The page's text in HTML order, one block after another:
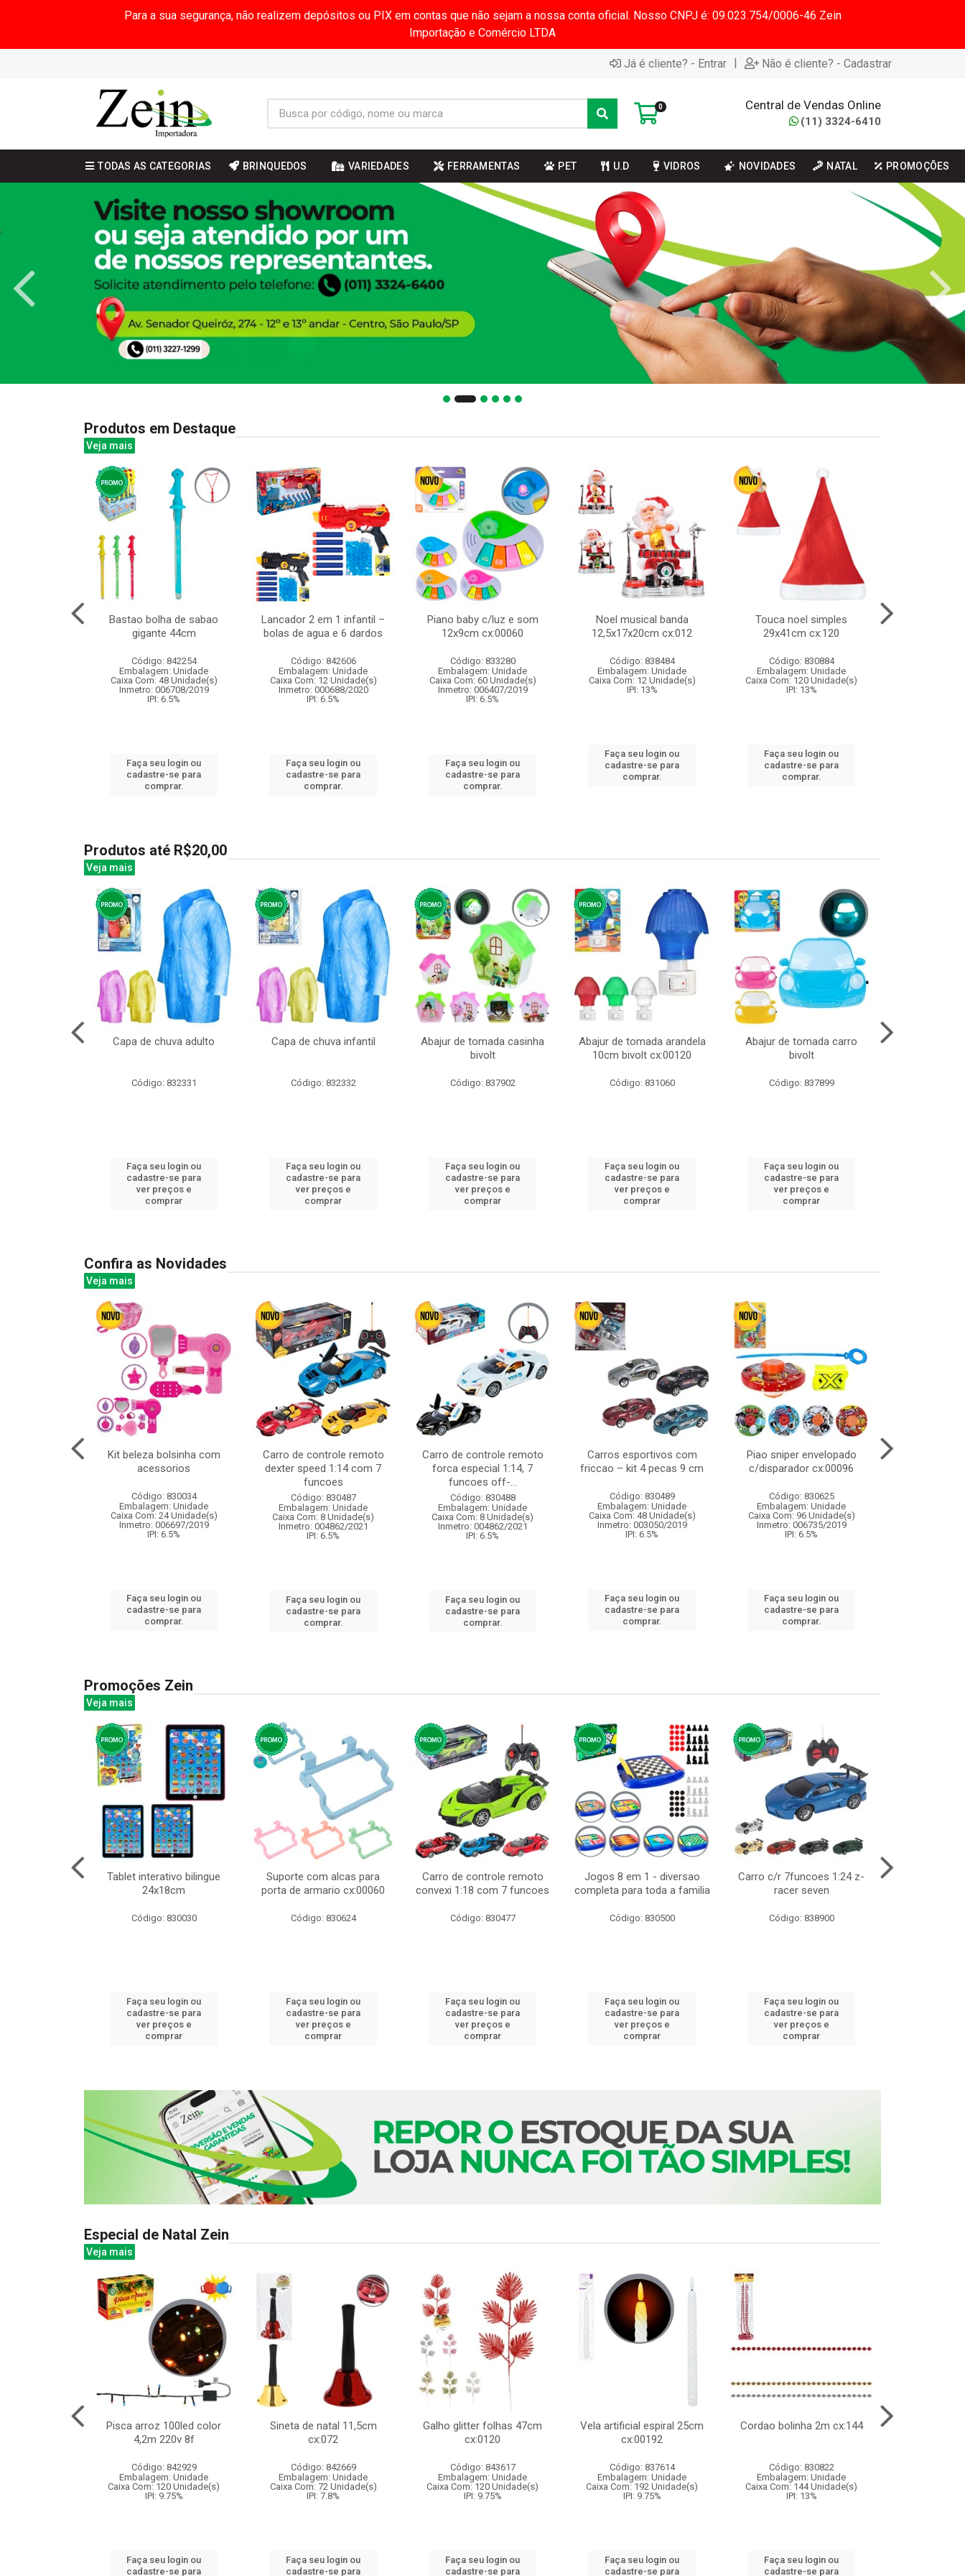
Para a sua segurança, não realizem depósitos ou PIX em contas que não sejam a nossa conta oficial. Nosso CNPJ é: 09.023.754/0006-46 Zein
Importação e Comércio LTDA
Já é cliente? - Entrar | Não é cliente? - Cadastrar
0 Central de Vendas Online
(11) 3324-6410
TODAS AS CATEGORIAS BRINQUEDOS VARIEDADES FERRAMENTAS PET U.D VIDROS NOVIDADES NATAL PROMOÇÕES
Produtos em Destaque
Veja mais
Bastao bolha de sabao
gigante 44cm
Código: 842254
Embalagem: Unidade
Caixa Com: 48 Unidade(s)
Inmetro: 006708/2019
IPI: 6.5%
Faça seu login ou
cadastre-se para
comprar.
Lancador 2 em 1 infantil –
bolas de agua e 6 dardos
Código: 842606
Embalagem: Unidade
Caixa Com: 12 Unidade(s)
Inmetro: 000688/2020
IPI: 6.5%
Faça seu login ou
cadastre-se para
comprar.
Piano baby c/luz e som
12x9cm cx:00060
Código: 833280
Embalagem: Unidade
Caixa Com: 60 Unidade(s)
Inmetro: 006407/2019
IPI: 6.5%
Faça seu login ou
cadastre-se para
comprar.
Noel musical banda
12,5x17x20cm cx:012
Código: 838484
Embalagem: Unidade
Caixa Com: 12 Unidade(s)
IPI: 13%
Faça seu login ou
cadastre-se para
comprar.
Touca noel simples
29x41cm cx:120
Código: 830884
Embalagem: Unidade
Caixa Com: 120 Unidade(s)
IPI: 13%
Faça seu login ou
cadastre-se para
comprar.
Produtos até R$20,00
Veja mais
Capa de chuva adulto
Código: 832331
Faça seu login ou
cadastre-se para
ver preços e
comprar
Capa de chuva infantil
Código: 832332
Faça seu login ou
cadastre-se para
ver preços e
comprar
Abajur de tomada casinha
bivolt
Código: 837902
Faça seu login ou
cadastre-se para
ver preços e
comprar
Abajur de tomada arandela
10cm bivolt cx:00120
Código: 831060
Faça seu login ou
cadastre-se para
ver preços e
comprar
Abajur de tomada carro
bivolt
Código: 837899
Faça seu login ou
cadastre-se para
ver preços e
comprar
Confira as Novidades
Veja mais
Kit beleza bolsinha com
acessorios
Código: 830034
Embalagem: Unidade
Caixa Com: 24 Unidade(s)
Inmetro: 006697/2019
IPI: 6.5%
Faça seu login ou
cadastre-se para
comprar.
Carro de controle remoto
dexter speed 1:14 com 7
funcoes
Código: 830487
Embalagem: Unidade
Caixa Com: 8 Unidade(s)
Inmetro: 004862/2021
IPI: 6.5%
Faça seu login ou
cadastre-se para
comprar.
Carro de controle remoto
forca especial 1:14, 7
funcoes off-...
Código: 830488
Embalagem: Unidade
Caixa Com: 8 Unidade(s)
Inmetro: 004862/2021
IPI: 6.5%
Faça seu login ou
cadastre-se para
comprar.
Carros esportivos com
friccao – kit 4 pecas 9 cm
Código: 830489
Embalagem: Unidade
Caixa Com: 48 Unidade(s)
Inmetro: 003050/2019
IPI: 6.5%
Faça seu login ou
cadastre-se para
comprar.
Piao sniper envelopado
c/disparador cx:00096
Código: 830625
Embalagem: Unidade
Caixa Com: 96 Unidade(s)
Inmetro: 006735/2019
IPI: 6.5%
Faça seu login ou
cadastre-se para
comprar.
Promoções Zein
Veja mais
Tablet interativo bilingue
24x18cm
Código: 830030
Faça seu login ou
cadastre-se para
ver preços e
comprar
Suporte com alcas para
porta de armario cx:00060
Código: 830624
Faça seu login ou
cadastre-se para
ver preços e
comprar
Carro de controle remoto
convexi 1:18 com 7 funcoes
Código: 830477
Faça seu login ou
cadastre-se para
ver preços e
comprar
Jogos 8 em 1 - diversao
completa para toda a familia
Código: 830500
Faça seu login ou
cadastre-se para
ver preços e
comprar
Carro c/r 7funcoes 1:24 z-
racer seven
Código: 838900
Faça seu login ou
cadastre-se para
ver preços e
comprar
Especial de Natal Zein
Veja mais
Pisca arroz 100led color
4,2m 220v 8f
Código: 842929
Embalagem: Unidade
Caixa Com: 120 Unidade(s)
IPI: 9.75%
Faça seu login ou
cadastre-se para
Sineta de natal 11,5cm
cx:072
Código: 842669
Embalagem: Unidade
Caixa Com: 72 Unidade(s)
IPI: 7.8%
Faça seu login ou
cadastre-se para
Galho glitter folhas 47cm
cx:0120
Código: 843617
Embalagem: Unidade
Caixa Com: 120 Unidade(s)
IPI: 9.75%
Faça seu login ou
cadastre-se para
Vela artificial espiral 25cm
cx:00192
Código: 837614
Embalagem: Unidade
Caixa Com: 192 Unidade(s)
IPI: 9.75%
Faça seu login ou
cadastre-se para
Cordao bolinha 2m cx:144
Código: 830822
Embalagem: Unidade
Caixa Com: 144 Unidade(s)
IPI: 13%
Faça seu login ou
cadastre-se para